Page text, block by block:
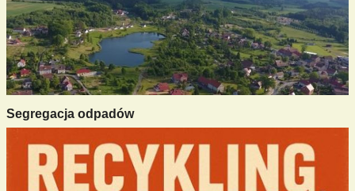
Segregacja odpadów